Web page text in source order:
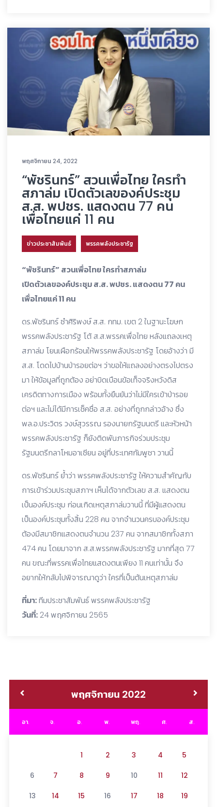
พฤศจิกายน 24, 2022
“พัชรินทร์” สวนเพื่อไทย ใครทำ
สภาล่ม เปิดตัวเลของค์ประชุม
ส.ส. พปชร. แสดงตน 77 คน
เพื่อไทยแค่ 11 คน
ข่าวประชาสัมพันธ์ พรรคพลังประชารัฐ
“พัชรินทร์” สวนเพื่อไทย ใครทำสภาล่ม
เปิดตัวเลของค์ประชุม ส.ส. พปชร. แสดงตน 77 คน
เพื่อไทยแค่ 11 คน
ดร.พัชรินทร์ ซำศิริพงษ์ ส.ส. กทม. เขต 2 ในฐานะโฆษก
พรรคพลังประชารัฐ โต้ ส.ส.พรรคเพื่อไทย หลังแถลงเหตุ
สภาล่ม โยนเผือกร้อนให้พรรคพลังประชารัฐ โดยอ้างว่า มี
ส.ส. โดดไปบ้านป่ารอยต่อฯ ว่าขอให้แถลงอย่างตรงไปตรง
มา ให้ข้อมูลที่ถูกต้อง อย่าบิดเบือนข้อเท็จจริงหวังดิส
เครดิตทางการเมือง พร้อมทั้งยืนยันว่าไม่มีใครเข้าป่ารอย
ต่อฯ และไม่ได้มีการเช็คชื่อ ส.ส. อย่างที่ถูกกล่าวอ้าง ซึ่ง
พล.อ.ประวิตร วงษ์สุวรรณ รองนายกรัฐมนตรี และหัวหน้า
พรรคพลังประชารัฐ ก็ยังติดพันภารกิจร่วมประชุม
รัฐมนตรีกลาโหมอาเซียน อยู่ที่ประเทศกัมพูชา วานนี้
ดร.พัชรินทร์ ย้ำว่า พรรคพลังประชารัฐ ให้ความสำคัญกับ
การเข้าร่วมประชุมสภาฯ เห็นได้จากตัวเลข ส.ส. แสดงตน
เป็นองค์ประชุม ก่อนเกิดเหตุสภาล่มวานนี้ ที่มีผู้แสดงตน
เป็นองค์ประชุมทั้งสิ้น 228 คน จากจำนวนครบองค์ประชุม
ต้องมีสมาชิกแสดงตนจำนวน 237 คน จากสมาชิกทั้งสภา
474 คน โดยมาจาก ส.ส.พรรคพลังประชารัฐ มากที่สุด 77
คน ขณะที่พรรคเพื่อไทยแสดงตนเพียง 11 คนเท่านั้น จึง
อยากให้กลับไปพิจารณาดูว่า ใครที่เป็นต้นเหตุสภาล่ม
ที่มา:ทีมประชาสัมพันธ์ พรรคพลังประชารัฐ
วันที่: 24 พฤศจิกายน 2565
พฤศจิกายน 2022
อา. จ. อ. พ. พฤ. ศ. ส.
1 2 3 4 5
6 7 8 9 10 11 12
13 14 15 16 17 18 19